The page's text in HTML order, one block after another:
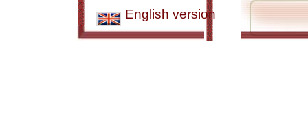
English version